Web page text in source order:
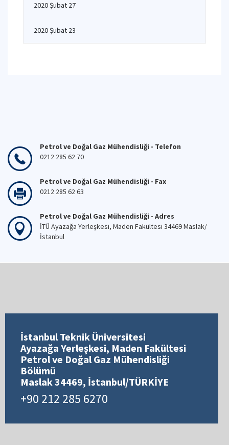
2020 Şubat 27
2020 Şubat 23
Petrol ve Doğal Gaz Mühendisliği - Telefon
0212 285 62 70
Petrol ve Doğal Gaz Mühendisliği - Fax
0212 285 62 63
Petrol ve Doğal Gaz Mühendisliği - Adres
İTÜ Ayazağa Yerleşkesi, Maden Fakültesi 34469 Maslak/
İstanbul
İstanbul Teknik Üniversitesi
Ayazağa Yerleşkesi, Maden Fakültesi
Petrol ve Doğal Gaz Mühendisliği
Bölümü
Maslak 34469, İstanbul/TÜRKİYE
+90 212 285 6270